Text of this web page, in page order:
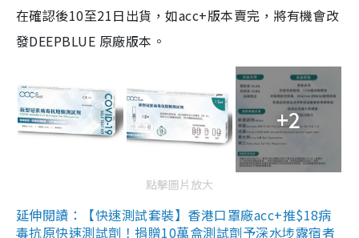
在確認後10至21日出貨，如acc+版本賣完，將有機會改
發DEEPBLUE 原廠版本。
+2
點擊圖片放大
延伸閱讀：【快速測試套裝】香港口罩廠acc+推$18病
毒抗原快速測試劑！捐贈10萬盒測試劑予深水埗露宿者